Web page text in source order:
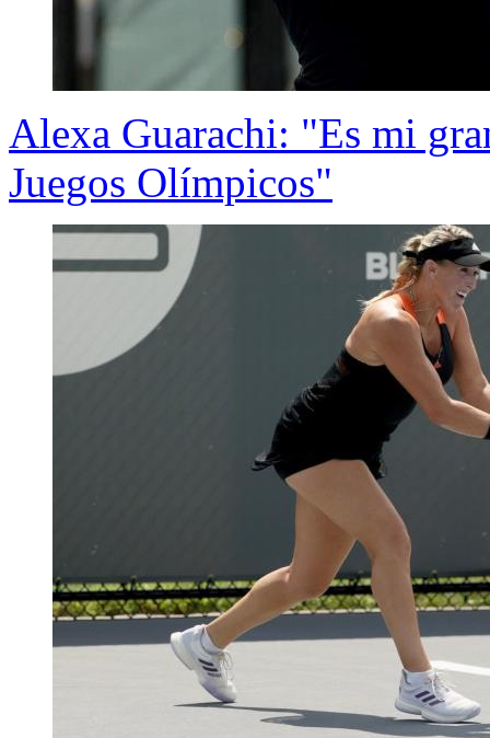
Alexa Guarachi: "Es mi
Juegos Olímpicos"